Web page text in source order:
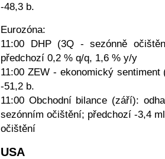
-48,3 b.
Eurozóna:
11:00 DHP (3Q - sezónně
předchozí 0,2 % q/q, 1,6 % y/y
11:00 ZEW - ekonomický
-51,2 b.
11:00 Obchodní bilance (září):
sezónním očištění; předchozí -3,4
očištění
USA